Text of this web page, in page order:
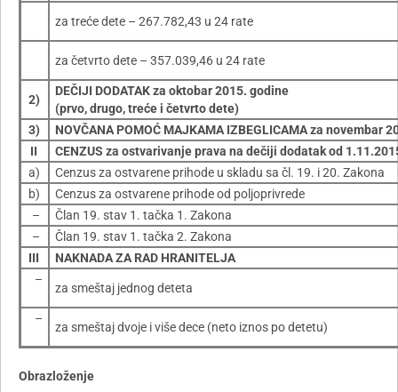
za treće dete – 267.782,43 u 24 rate
za četvrto dete – 357.039,46 u 24 rate
2)
DEČIJI DODATAK za oktobar 2015. godine
(prvo, drugo, treće i četvrto dete)
3)
NOVČANA POMOĆ MAJKAMA IZBEGLICAMA za novembar
II
CENZUS za ostvarivanje prava na dečiji dodatak od
a)
Cenzus za ostvarene prihode u skladu sa čl. 19. i 20. Zakona
b)
Cenzus za ostvarene prihode od poljoprivrede
–
Član 19. stav 1. tačka 1. Zakona
–
Član 19. stav 1. tačka 2. Zakona
III
NAKNADA ZA RAD HRANITELJA
–
za smeštaj jednog deteta
–
za smeštaj dvoje i više dece (neto iznos po detetu)
Obrazloženje